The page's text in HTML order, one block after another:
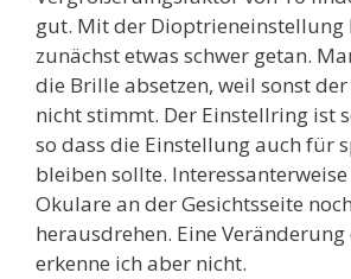
gut. Mit der Dioptrieneinstellung
zunächst etwas schwer getan.
die Brille absetzen, weil sonst
nicht stimmt. Der Einstellring ist
so dass die Einstellung auch für
bleiben sollte.
Okulare an der Gesichtsseite
herausdrehen. Eine Veränderung
erkenne ich aber nicht.